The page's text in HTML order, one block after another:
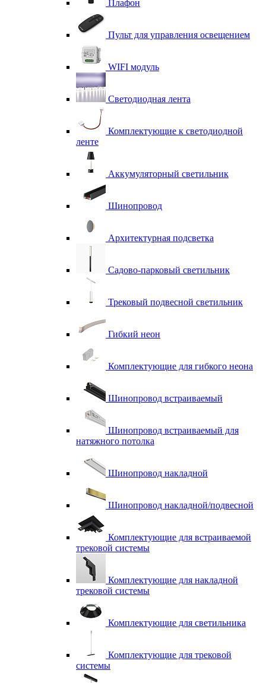
Плафон
Пульт для управления освещением
WIFI модуль
Светодиодная лента
Комплектующие к светодиодной
ленте
Аккумуляторный светильник
Шинопровод
Архитектурная подсветка
Садово-парковый светильник
Трековый подвесной светильник
Гибкий неон
Комплектующие для гибкого неона
Шинопровод встраиваемый
Шинопровод встраиваемый для
натяжного потолка
Шинопровод накладной
Шинопровод накладной/подвесной
Комплектующие для встраиваемой
трековой системы
Комплектующие для накладной
трековой системы
Комплектующие для светильника
Комплектующие для трековой
системы